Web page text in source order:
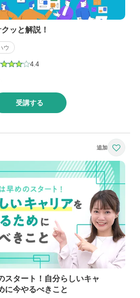
ッと解説！
ウ
4.4
受講する
スタート！自分らしいキャ
に今やるべきこと